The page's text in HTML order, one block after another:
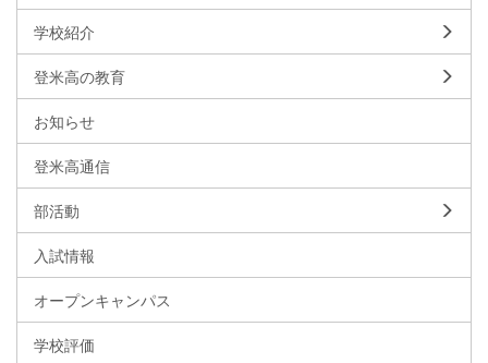
学校紹介
登米高の教育
お知らせ
登米高通信
部活動
入試情報
オープンキャンパス
学校評価